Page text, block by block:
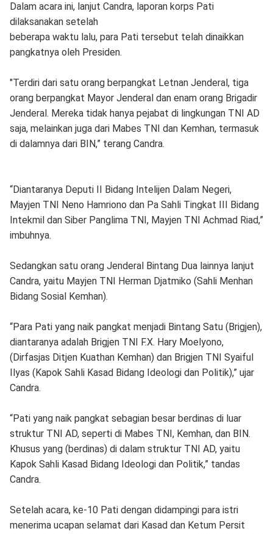
Dalam acara ini, lanjut Candra, laporan korps Pati
dilaksanakan setelah
beberapa waktu lalu, para Pati tersebut telah dinaikkan
pangkatnya oleh Presiden.
"Terdiri dari satu orang berpangkat Letnan Jenderal, tiga
orang berpangkat Mayor Jenderal dan enam orang Brigadir
Jenderal. Mereka tidak hanya pejabat di lingkungan TNI AD
saja, melainkan juga dari Mabes TNI dan Kemhan, termasuk
di dalamnya dari BIN,” terang Candra.
“Diantaranya Deputi II Bidang Intelijen Dalam Negeri,
Mayjen TNI Neno Hamriono dan Pa Sahli Tingkat III Bidang
Intekmil dan Siber Panglima TNI, Mayjen TNI Achmad Riad,”
imbuhnya.
Sedangkan satu orang Jenderal Bintang Dua lainnya lanjut
Candra, yaitu Mayjen TNI Herman Djatmiko (Sahli Menhan
Bidang Sosial Kemhan).
“Para Pati yang naik pangkat menjadi Bintang Satu (Brigjen),
diantaranya adalah Brigjen TNI F.X. Hary Moelyono,
(Dirfasjas Ditjen Kuathan Kemhan) dan Brigjen TNI Syaiful
Ilyas (Kapok Sahli Kasad Bidang Ideologi dan Politik),” ujar
Candra.
“Pati yang naik pangkat sebagian besar berdinas di luar
struktur TNI AD, seperti di Mabes TNI, Kemhan, dan BIN.
Khusus yang (berdinas) di dalam struktur TNI AD, yaitu
Kapok Sahli Kasad Bidang Ideologi dan Politik,” tandas
Candra.
Setelah acara, ke-10 Pati dengan didampingi para istri
menerima ucapan selamat dari Kasad dan Ketum Persit